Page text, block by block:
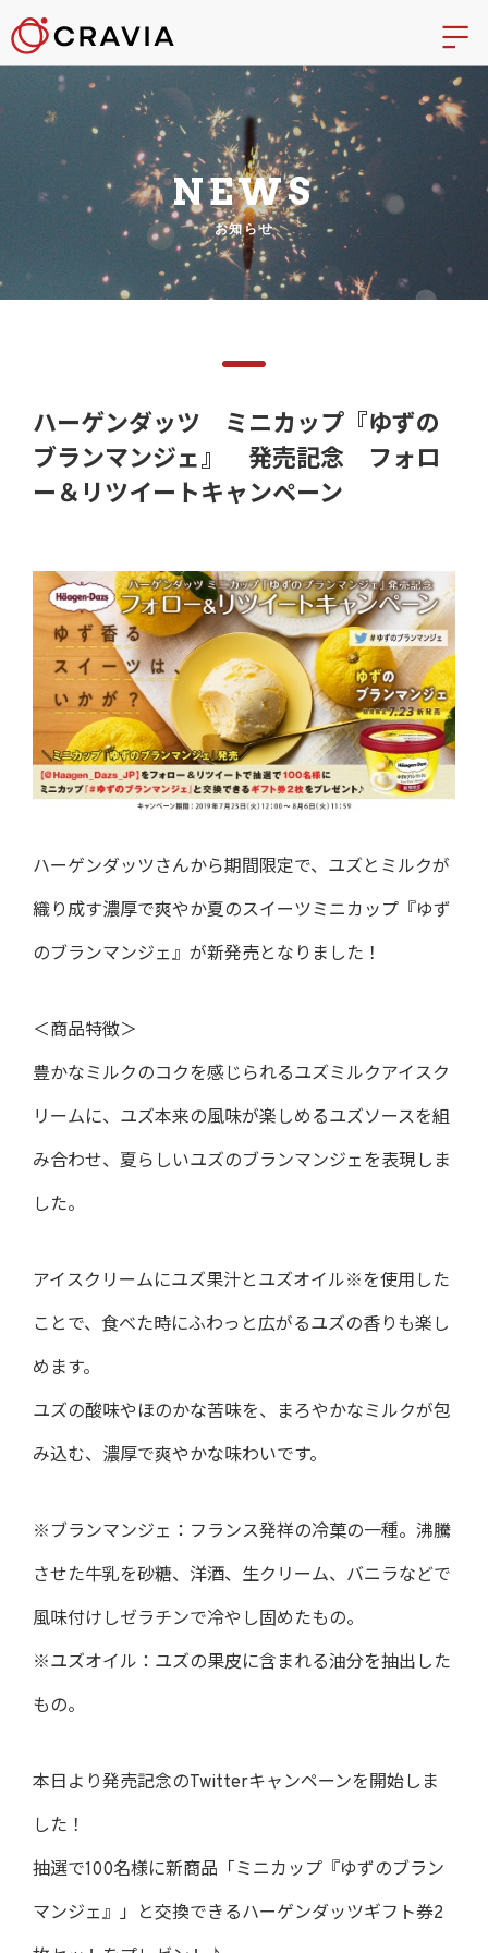
NEWS
お知らせ
ハーゲンダッツ ミニカップ『ゆずの
ブランマンジェ』 発売記念 フォロ
ー＆リツイートキャンペーン
ハーゲンダッツさんから期間限定で、ユズとミルクが
織り成す濃厚で爽やか夏のスイーツミニカップ『ゆず
のブランマンジェ』が新発売となりました！
＜商品特徴＞
豊かなミルクのコクを感じられるユズミルクアイスク
リームに、ユズ本来の風味が楽しめるユズソースを組
み合わせ、夏らしいユズのブランマンジェを表現しま
した。
アイスクリームにユズ果汁とユズオイル※を使用した
ことで、食べた時にふわっと広がるユズの香りも楽し
めます。
ユズの酸味やほのかな苦味を、まろやかなミルクが包
み込む、濃厚で爽やかな味わいです。
※ブランマンジェ：フランス発祥の冷菓の一種。沸騰
させた牛乳を砂糖、洋酒、生クリーム、バニラなどで
風味付けしゼラチンで冷やし固めたもの。
※ユズオイル：ユズの果皮に含まれる油分を抽出した
もの。
本日より発売記念のTwitterキャンペーンを開始しま
した！
抽選で100名様に新商品「ミニカップ『ゆずのブラン
マンジェ』」と交換できるハーゲンダッツギフト券2